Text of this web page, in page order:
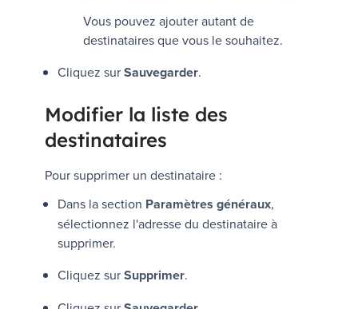
Vous pouvez ajouter autant de
destinataires que vous le souhaitez.
Cliquez surSauvegarder.
Modifier la liste des
destinataires
Pour supprimer un destinataire :
Dans la section Paramètres généraux,
sélectionnez l'adresse du destinataire à
supprimer.
Cliquez surSupprimer.